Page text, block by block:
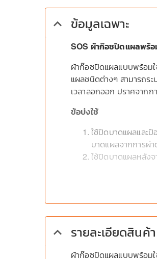
ข้อมูลเฉพาะ
keyboard_arrow_up
SOS ผ้าก๊อซปิดแผลพร้
ผ้าก๊อซปิดแผลแบบพร้อมใ
แผลชนิดต่างๆ สามารถร
เวลาลอกออก ปราศจากก
ข้อบ่งใช้
ใช้ปิดบาดแผลและ
บาดแผลจากการผ่
ใช้ปิดบาดแผลหลัง
ลูบให้ผ้าก๊อซแนบสนิ
ฆพ.1419/2565
รายละเอียดสินค้า
keyboard_arrow_up
ผ้าก๊อซปิดแผลแบบพร้อม